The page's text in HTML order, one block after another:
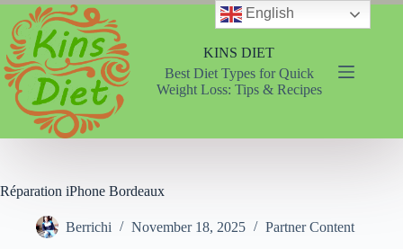
Skip
content
KINS DIET
Best Diet Types for Quick
Weight Loss: Tips & Recipes
Réparation iPhone Bordeaux
Berrichi November 18, 2025 Partner Content
English